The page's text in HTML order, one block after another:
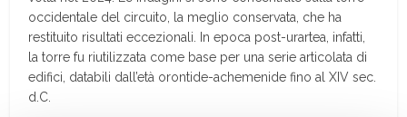
occidentale del circuito, la meglio conservata, che ha
restituito risultati eccezionali. In epoca post-urartea, infatti,
la torre fu riutilizzata come base per una serie articolata di
edifici, databili dall’età orontide-achemenide fino al XIV sec.
d.C.